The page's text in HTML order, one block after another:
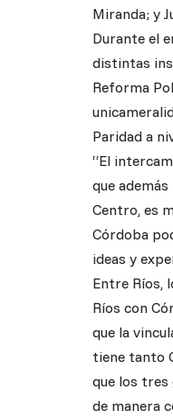
Miranda; y
Durante el
distintas
Reforma
Paridad a
“El
que
Centro, es
Córdoba
ideas y
Entre Ríos,
Ríos con
que la
tiene tanto
que los tres
de manera